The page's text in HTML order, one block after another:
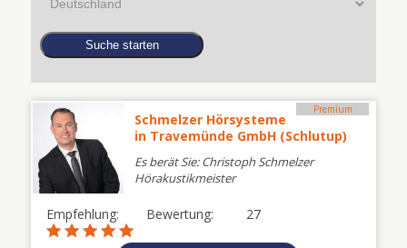
Premium
Schmelzer Hörsysteme
in Travemünde GmbH (Schlutup)
Es berät Sie: Christoph Schmelzer
Hörakustikmeister
Empfehlung: 27
Bewertung: